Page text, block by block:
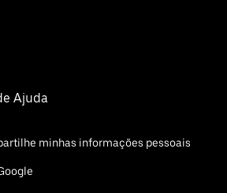
Ajuda
minhas informações pessoais